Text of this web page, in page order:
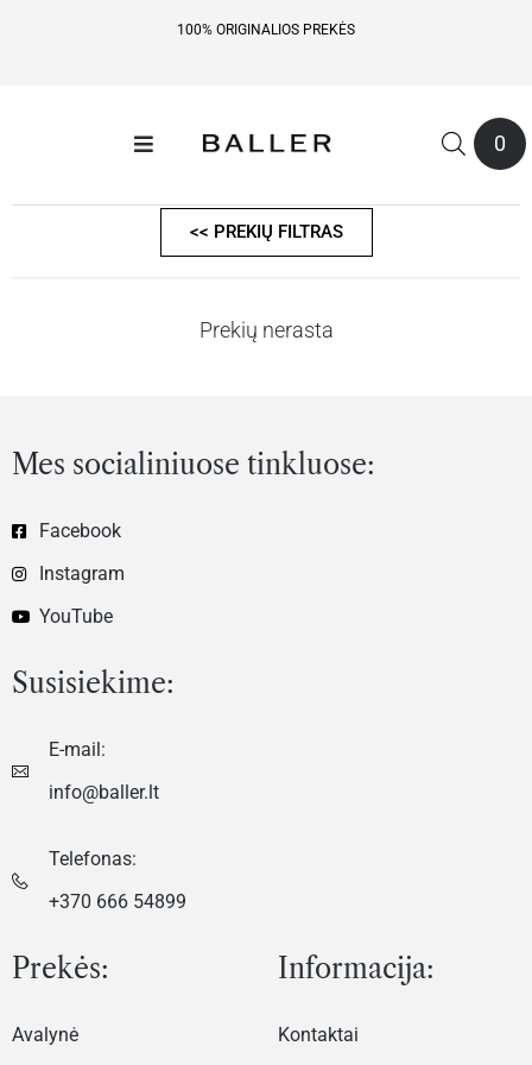
100% ORIGINALIOS PREKĖS
0
<< PREKIŲ FILTRAS
Prekių nerasta
Mes socialiniuose tinkluose:
Facebook
Instagram
YouTube
Susisiekime:
E-mail:
info@baller.lt
Telefonas:
+370 666 54899
Prekės:
Avalynė
Informacija:
Kontaktai